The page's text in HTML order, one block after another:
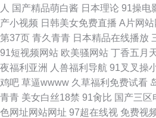
人 国产精品萌白酱 日本理论 91操电
产小视频 日韩美女免费直播 A片网站
第37页 青久青青 日本精品在线播放
91短视频网站 欧美骚网站 丁香五月
夜福利亚洲
人兽福利导航 91叉叉操
鸡吧 草逼wwww 久草福利免费试看
青青 美女白丝18禁 91肏比 国产三区
色网址网站网址 97超在线视 免费视